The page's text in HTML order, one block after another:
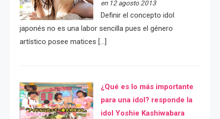
en 12 agosto 2013
Definir el concepto idol
japonés no es una labor sencilla pues el género
artístico posee matices […]
¿Qué es lo más importante
para una idol? responde la
idol Yoshie Kashiwabara